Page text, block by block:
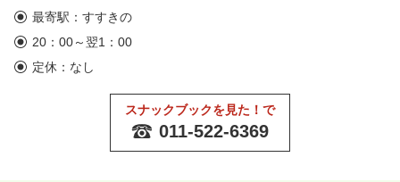
最寄駅：すすきの
20：00～翌1：00
定休：なし
スナックブックを見た！で
011-522-6369